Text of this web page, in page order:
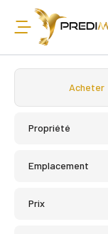
Acheter
Propriété
Emplacement
Prix